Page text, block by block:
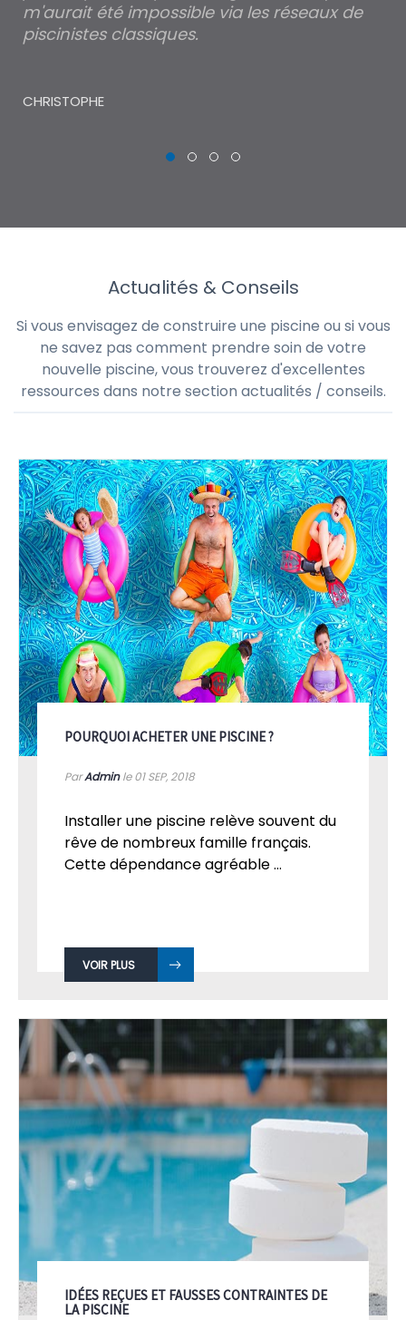
m'aurait été impossible via les réseaux de
piscinistes classiques.
CHRISTOPHE
Actualités & Conseils
Si vous envisagez de construire une piscine ou si vous
ne savez pas comment prendre soin de votre
nouvelle piscine, vous trouverez d'excellentes
ressources dans notre section actualités / conseils.
POURQUOI ACHETER UNE PISCINE ?
ParAdminle 01SEP, 2018
Installer une piscine relève souvent du
rêve de nombreux famille français.
Cette dépendance agréable ...
VOIR PLUS
IDÉES REÇUES ET FAUSSES CONTRAINTES DE
LA PISCINE